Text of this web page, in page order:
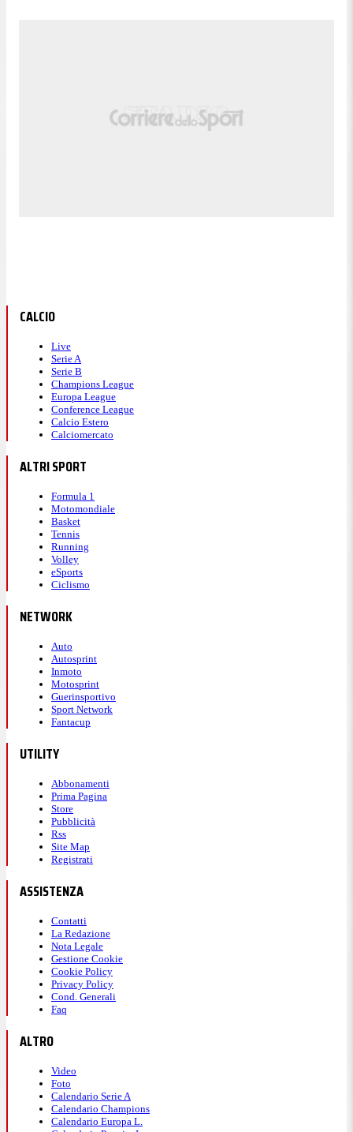
CALCIO
Live
Serie A
Serie B
Champions League
Europa League
Conference League
Calcio Estero
Calciomercato
ALTRI SPORT
Formula 1
Motomondiale
Basket
Tennis
Running
Volley
eSports
Ciclismo
NETWORK
Auto
Autosprint
Inmoto
Motosprint
Guerinsportivo
Sport Network
Fantacup
UTILITY
Abbonamenti
Prima Pagina
Store
Pubblicità
Rss
Site Map
Registrati
ASSISTENZA
Contatti
La Redazione
Nota Legale
Gestione Cookie
Cookie Policy
Privacy Policy
Cond. Generali
Faq
ALTRO
Video
Foto
Calendario Serie A
Calendario Champions
Calendario Europa L.